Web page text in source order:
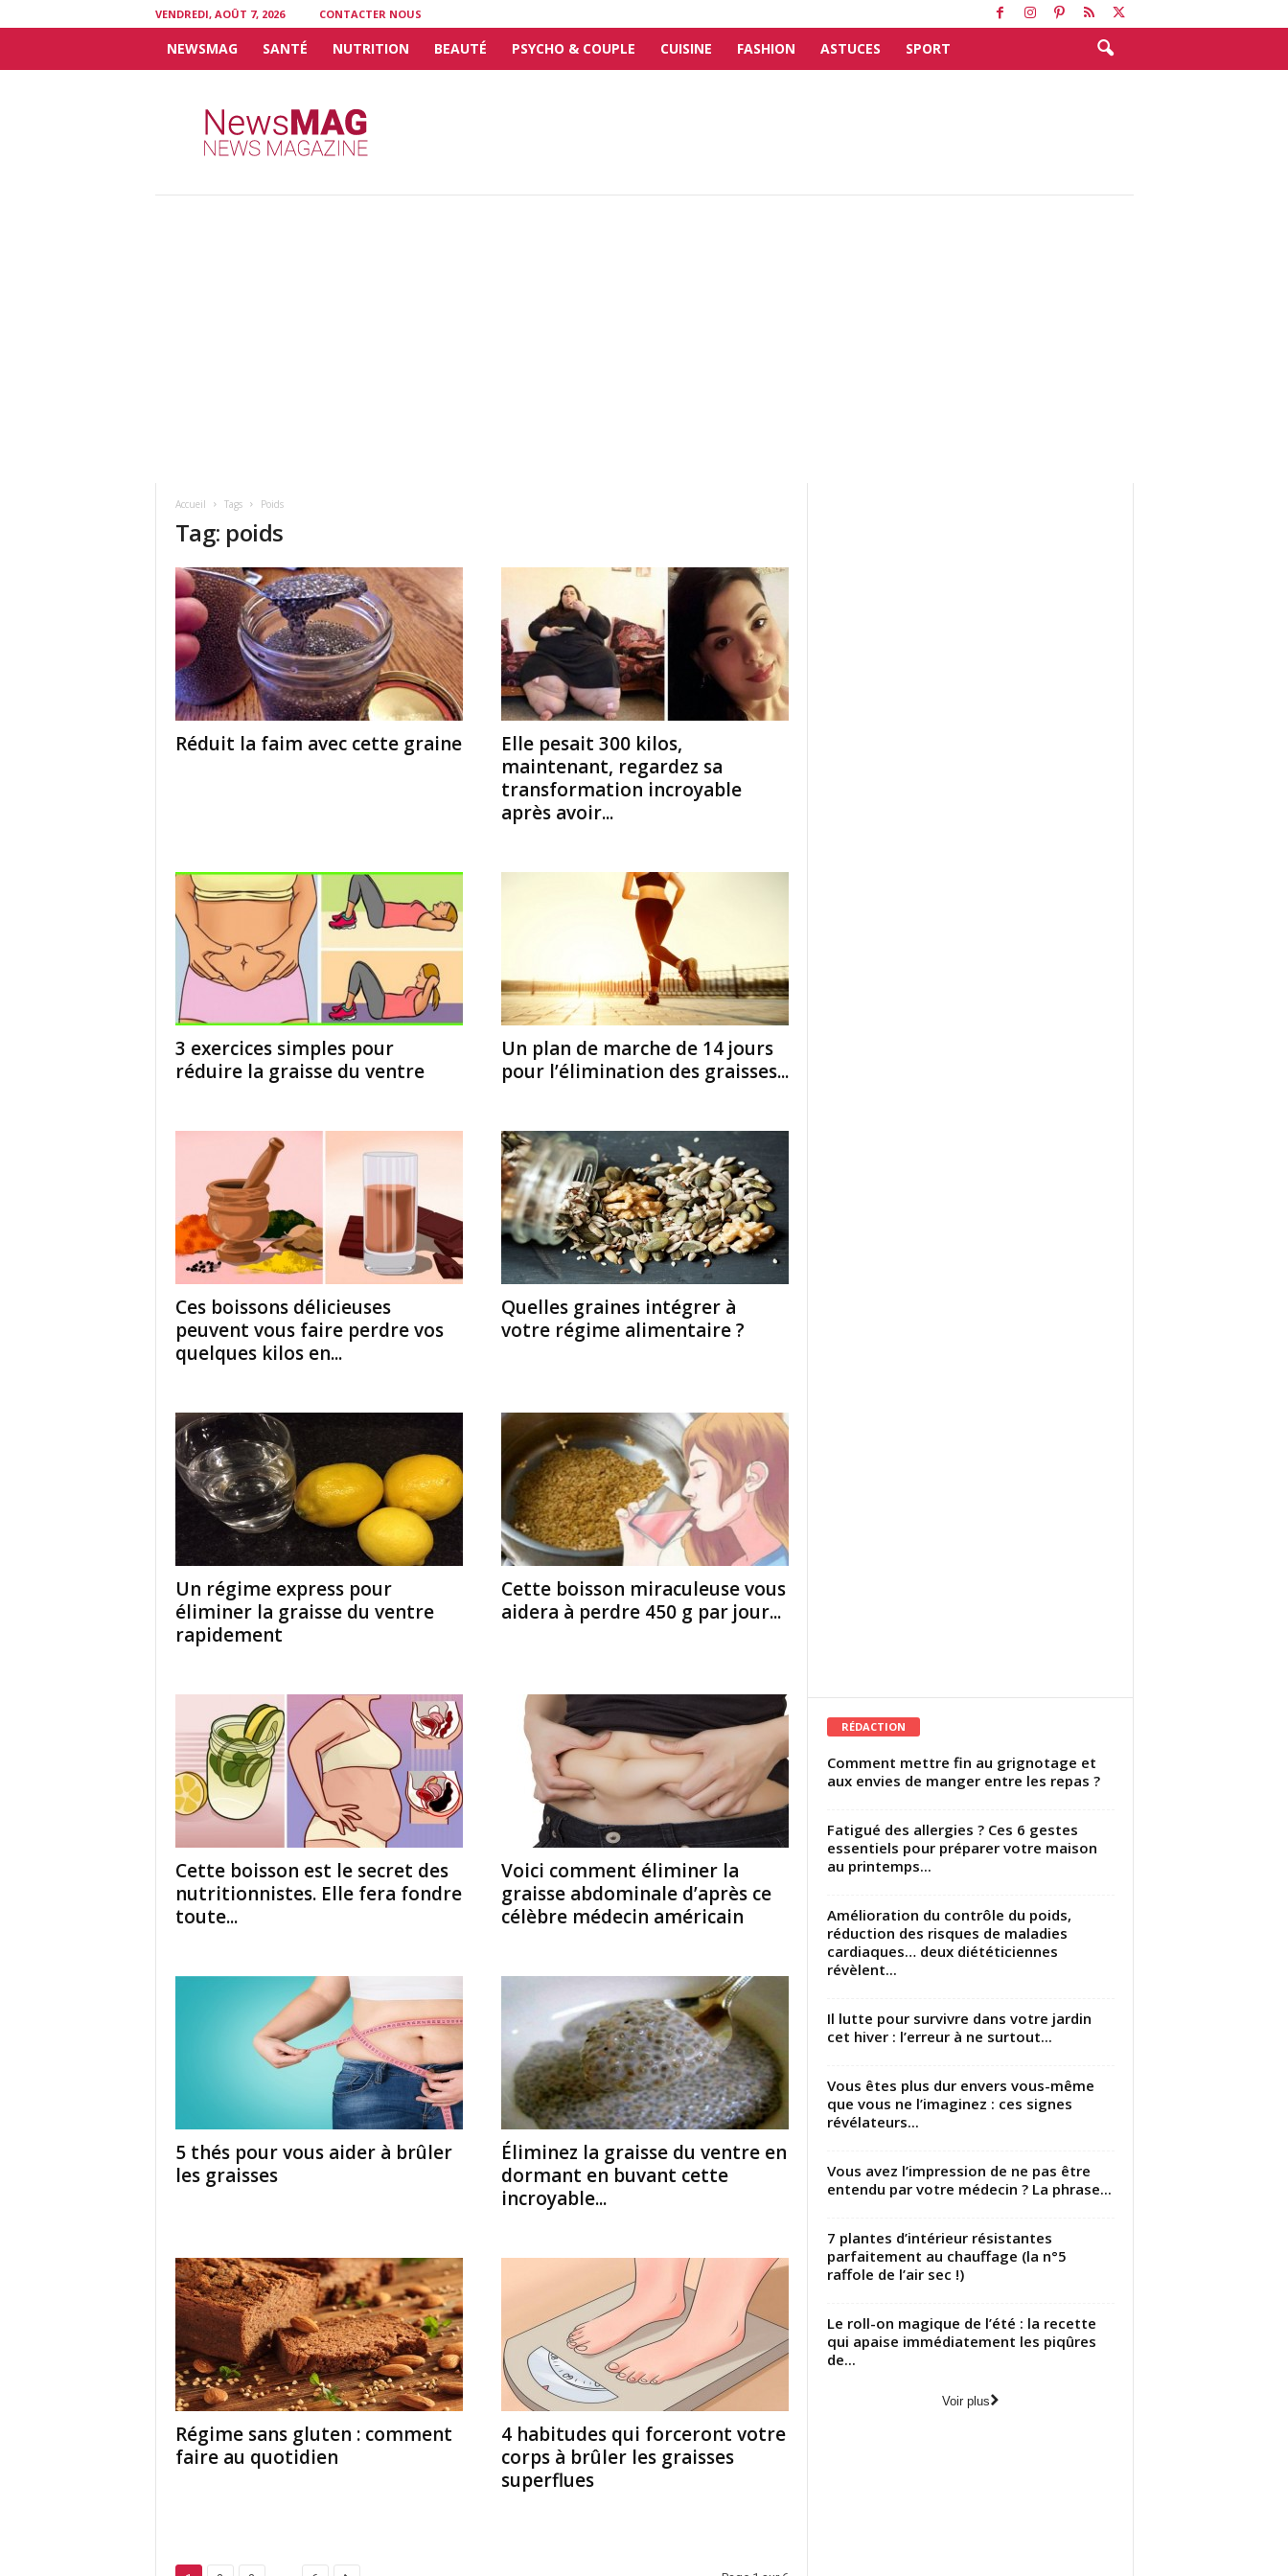
VENDREDI, AOÛT 7, 2026 CONTACTER NOUS
NEWSMAG SANTÉ NUTRITION BEAUTÉ PSYCHO & COUPLE CUISINE FASHION ASTUCES SPORT
Accueil Tags Poids
Tag: poids
Réduit la faim avec cette graine
Elle pesait 300 kilos,
maintenant, regardez sa
transformation incroyable
après avoir...
3 exercices simples pour
réduire la graisse du ventre
Un plan de marche de 14 jours
pour l’élimination des graisses...
Ces boissons délicieuses
peuvent vous faire perdre vos
quelques kilos en...
Quelles graines intégrer à
votre régime alimentaire ?
Un régime express pour
éliminer la graisse du ventre
rapidement
Cette boisson miraculeuse vous
aidera à perdre 450 g par jour...
Cette boisson est le secret des
nutritionnistes. Elle fera fondre
toute...
Voici comment éliminer la
graisse abdominale d’après ce
célèbre médecin américain
5 thés pour vous aider à brûler
les graisses
Éliminez la graisse du ventre en
dormant en buvant cette
incroyable...
Régime sans gluten : comment
faire au quotidien
4 habitudes qui forceront votre
corps à brûler les graisses
superflues
RÉDACTION
Comment mettre fin au grignotage et
aux envies de manger entre les repas ?
Fatigué des allergies ? Ces 6 gestes
essentiels pour préparer votre maison
au printemps...
Amélioration du contrôle du poids,
réduction des risques de maladies
cardiaques… deux diététiciennes
révèlent...
Il lutte pour survivre dans votre jardin
cet hiver : l’erreur à ne surtout...
Vous êtes plus dur envers vous-même
que vous ne l’imaginez : ces signes
révélateurs...
Vous avez l’impression de ne pas être
entendu par votre médecin ? La phrase...
7 plantes d’intérieur résistantes
parfaitement au chauffage (la n°5
raffole de l’air sec !)
Le roll-on magique de l’été : la recette
qui apaise immédiatement les piqûres
de...
Voir plus